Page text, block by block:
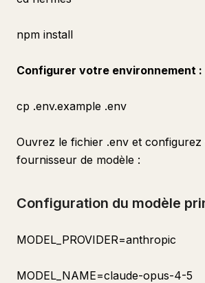
npm install
Configurer votre environnement :
cp .env.example .env
Ouvrez le fichier .env et configurez
fournisseur de modèle :
Configuration du modèle
MODEL_PROVIDER=anthropic
MODEL_NAME=claude-opus-4-5